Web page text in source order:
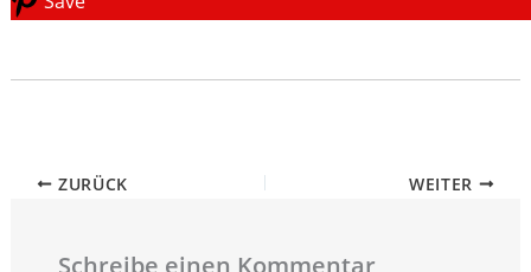
ZURÜCK WEITER
Schreibe einen Kommentar